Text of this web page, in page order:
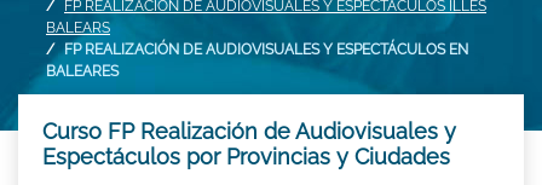
FP REALIZACIÓN DE AUDIOVISUALES Y ESPECTÁCULOS ILLES
BALEARS
FP REALIZACIÓN DE AUDIOVISUALES Y ESPECTÁCULOS EN
BALEARES
Curso FP Realización de Audiovisuales y
Espectáculos por Provincias y Ciudades